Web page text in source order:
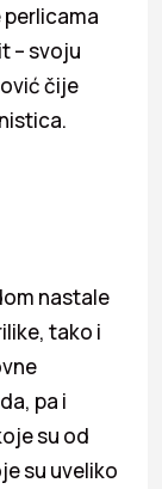
– svoju
čije
nastale
tako i
pa i
su od
su uveliko